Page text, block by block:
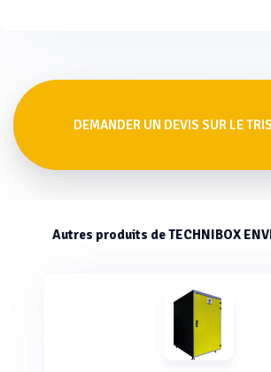
DEMANDER UN DEVIS SUR LE
Autres produits de TECHNIBOX